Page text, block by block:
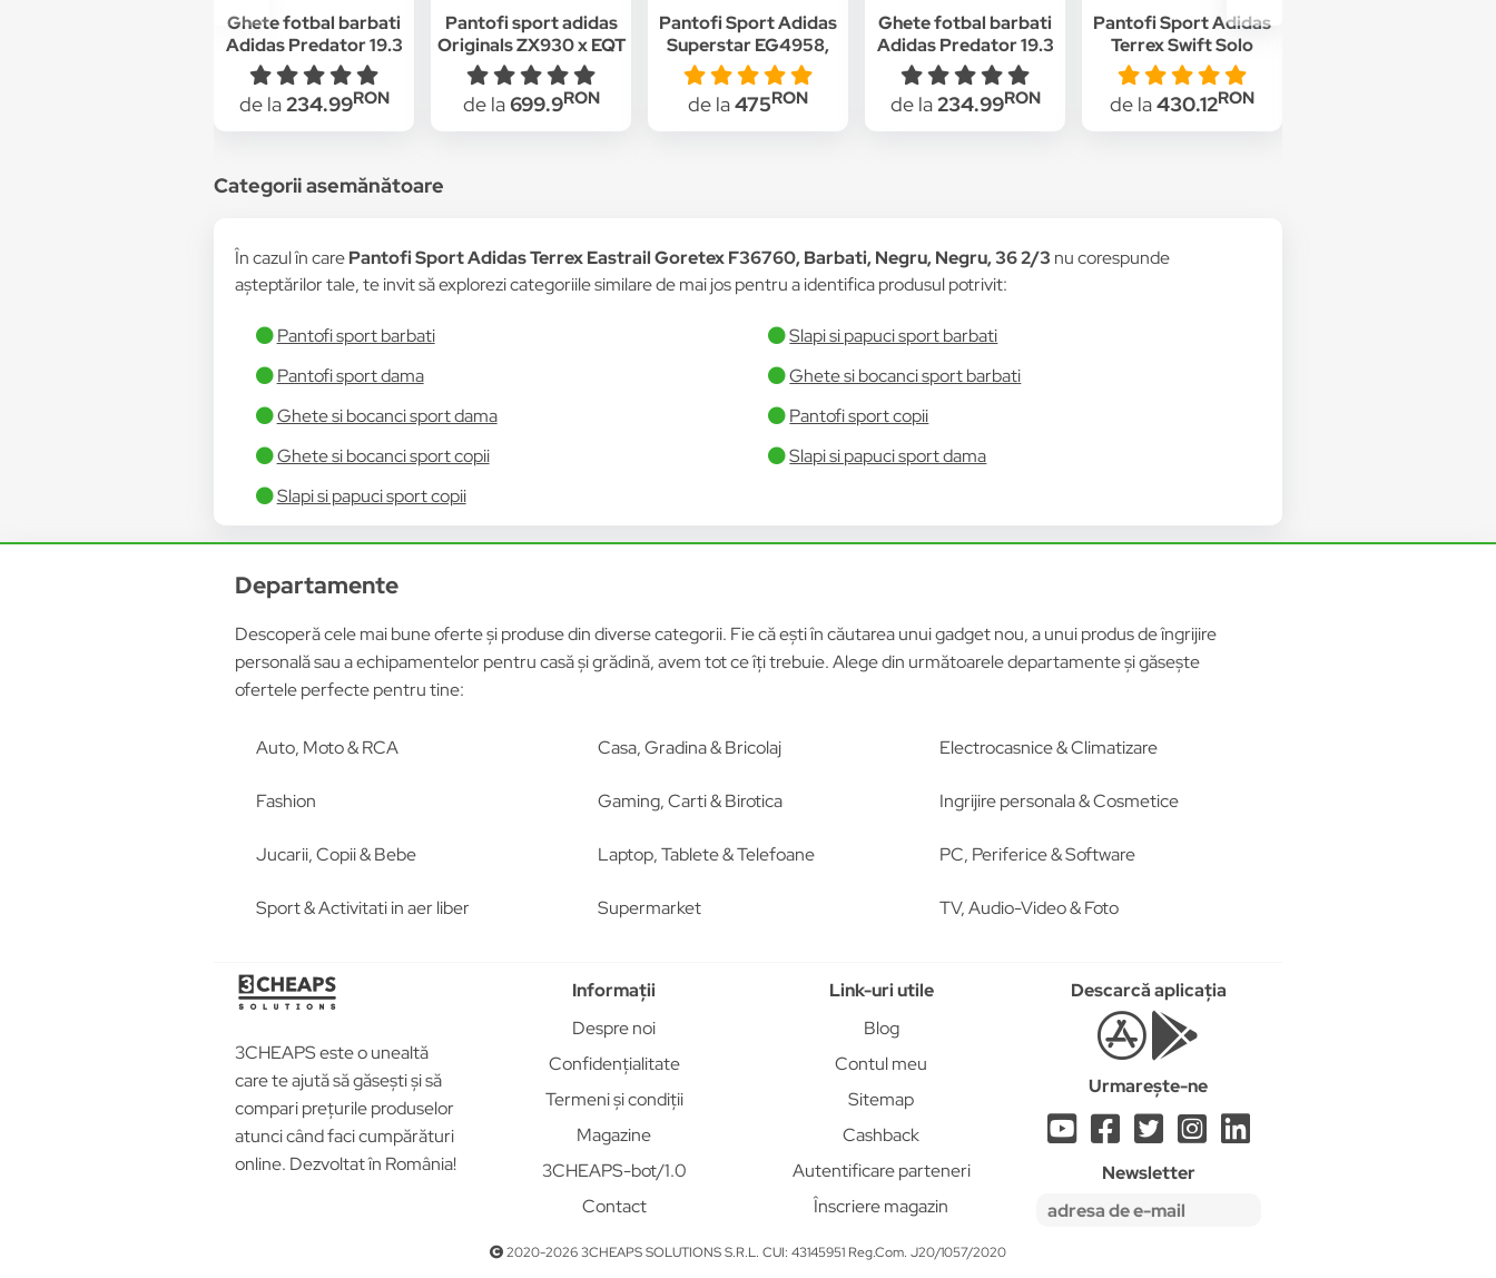
Ghete fotbal barbati
Adidas Predator 19.3
FG Albastru
de la234.99RON
Pantofi sport adidas
Originals ZX930 x EQT
"Never Made Pack"
G26806, Gri/Verde
de la699.9RON
Pantofi Sport Adidas
Superstar EG4958,
Alb
de la475RON
Ghete fotbal barbati
Adidas Predator 19.3
FG Albastru
de la234.99RON
Pantofi Sport Adidas
Terrex Swift Solo
FX9323, Barbati, Gri
de la430.12RON
Categorii asemănătoare
În cazul în carePantofi Sport Adidas Terrex Eastrail Goretex F36760, Barbati, Negru, Negru, 36 2/3 nu corespunde
așteptărilor tale, te invit să explorezi categoriile similare de mai jos pentru a identifica produsul potrivit:
Pantofi sport barbati
Slapi si papuci sport barbati
Pantofi sport dama
Ghete si bocanci sport barbati
Ghete si bocanci sport dama
Pantofi sport copii
Ghete si bocanci sport copii
Slapi si papuci sport dama
Slapi si papuci sport copii
Departamente
Descoperă cele mai bune oferte și produse din diverse categorii. Fie că ești în căutarea unui gadget nou, a unui produs de îngrijire
personală sau a echipamentelor pentru casă și grădină, avem tot ce îți trebuie. Alege din următoarele departamente și găsește
ofertele perfecte pentru tine:
Auto, Moto & RCA Casa, Gradina & Bricolaj Electrocasnice & Climatizare
Fashion Gaming, Carti & Birotica Ingrijire personala & Cosmetice
Jucarii, Copii & Bebe Laptop, Tablete & Telefoane PC, Periferice & Software
Sport & Activitati in aer liber Supermarket TV, Audio-Video & Foto
3CHEAPS este o unealtă
care te ajută să găsești și să
compari prețurile produselor
atunci când faci cumpărături
online. Dezvoltat în România!
Informații
Despre noi
Confidențialitate
Termeni și condiții
Magazine
3CHEAPS-bot/1.0
Contact
Link-uri utile
Blog
Contul meu
Sitemap
Cashback
Autentificare parteneri
Înscriere magazin
Descarcă aplicația
Urmarește-ne
Newsletter
2020-2026 3CHEAPS SOLUTIONS S.R.L. CUI: 43145951 Reg.Com. J20/1057/2020